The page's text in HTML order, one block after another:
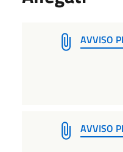
AVVISO
AVVISO